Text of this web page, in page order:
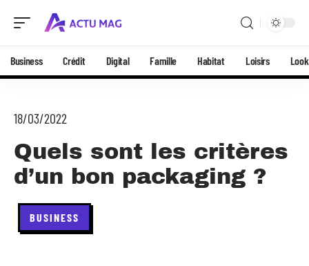
Business Crédit Digital Famille Habitat Loisirs Look
18/03/2022
Quels sont les critères
d’un bon packaging ?
BUSINESS